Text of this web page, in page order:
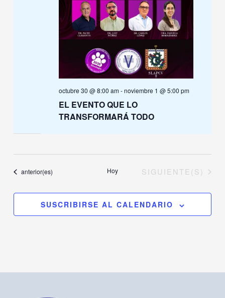
EL EVENTO QUE LO
TRANSFORMARÁ TODO
octubre 30 @ 8:00 am-noviembre 1 @ 5:00 pm
Eventos
anterior(es) Hoy EVENTOS
SIGUIENTE(S)
SUSCRIBIRSE AL CALENDARIO